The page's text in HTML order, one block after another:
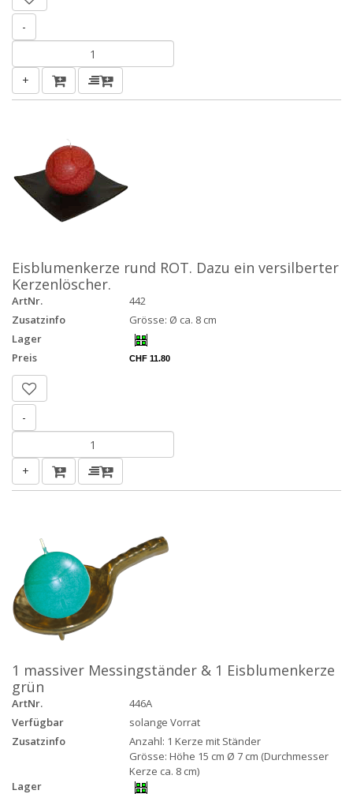
-
+
Eisblumenkerze rund ROT. Dazu ein versilberter
Kerzenlöscher.
ArtNr.
442
Zusatzinfo
Grösse: Ø ca. 8 cm
Lager
Preis
CHF 11.80
-
+
1 massiver Messingständer & 1 Eisblumenkerze
grün
ArtNr.
446A
Verfügbar
solange Vorrat
Zusatzinfo
Anzahl: 1 Kerze mit Ständer
Grösse: Höhe 15 cm Ø 7 cm (Durchmesser
Kerze ca. 8 cm)
Lager